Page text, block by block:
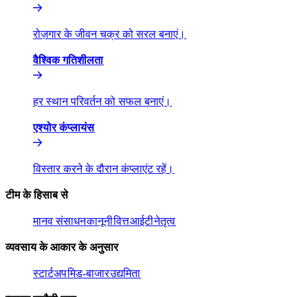
रोज़गार के जीवन चक्र को सरल बनाएं।​​
वैश्विक गतिशीलता​​
हर स्थान परिवर्तन को सफल बनाएं।​​
एश्योर कंप्लायंस​​
विस्तार करने के दौरान कंप्लाएंट रहें।​​
टीम के हिसाब से​​
मानव संसाधन​​कानूनी​​वित्त​​आईटी​​नेतृत्व​​
व्यवसाय के आकार के अनुसार​​
स्टार्टअप​​मिड-बाजार​​उद्यमिता​​